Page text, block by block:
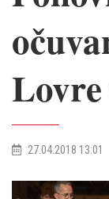
Lovre
27.04.2018 13:01